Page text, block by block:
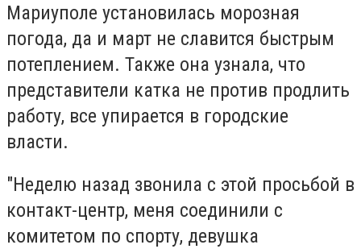
Мариуполе установилась морозная
погода, да и март не славится быстрым
потеплением. Также она узнала, что
представители катка не против продлить
работу, все упирается в городские
власти.
"Неделю назад звонила с этой просьбой в
контакт-центр, меня соединили с
комитетом по спорту, девушка